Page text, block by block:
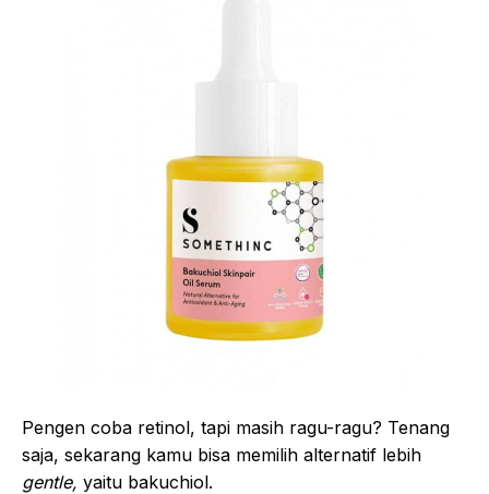
Pengen coba retinol, tapi masih ragu-ragu? Tenang
saja, sekarang kamu bisa memilih alternatif lebih
gentle, yaitu bakuchiol.